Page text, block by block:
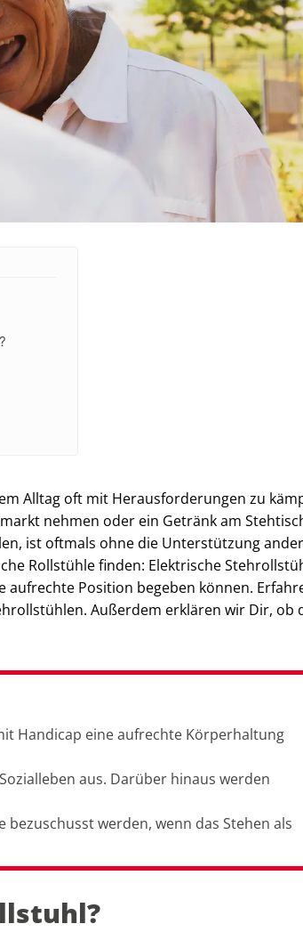
Alltag oft mit Herausforderungen zu
nehmen oder ein Getränk am
ist oftmals ohne die Unterstützung
Rollstühle finden: Elektrische
aufrechte Position begeben können.
Außerdem erklären wir Dir, ob
Handicap eine aufrechte Körperhaltung
aus. Darüber hinaus werden
werden, wenn das Stehen als